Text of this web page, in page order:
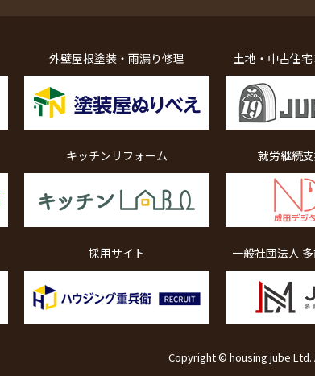
外壁屋根塗装・雨漏り修理 土地・中古住
キッチンリフォーム 就労継続
採用サイト 一般社団法人
Copyright © housing jube Ltd.